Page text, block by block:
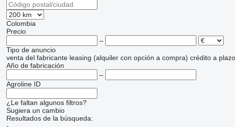
Colombia
Precio
–
Tipo de anuncio
venta del fabricante leasing (alquiler con opción a compra) crédito a
Año de fabricación
–
Agroline ID
¿Le faltan algunos filtros?
Sugiera un cambio
Resultados de la búsqueda: